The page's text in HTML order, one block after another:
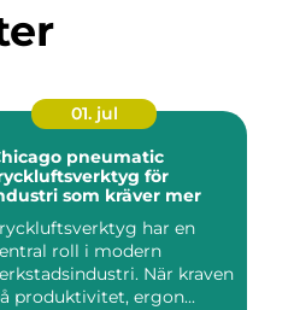
01. jul
pneumatic
för
som kräver mer
har en
roll i modern
När kraven
produktivitet, ergon...